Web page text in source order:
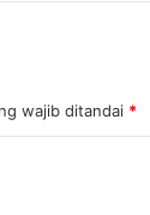
wajib ditandai *